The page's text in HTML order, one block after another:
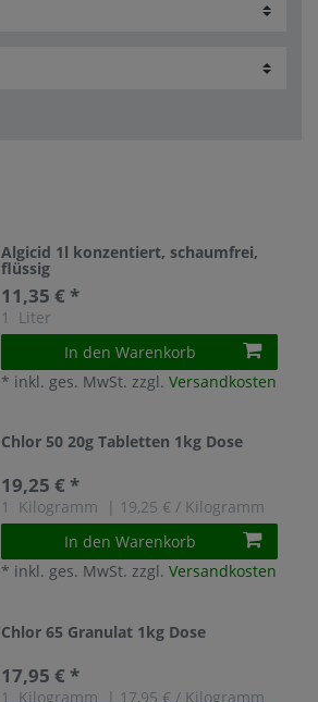
Algicid 1l konzentiert, schaumfrei,
flüssig
11,35 € *
1
Liter
In den Warenkorb
* inkl. ges. MwSt. zzgl.Versandkosten
Chlor 50 20g Tabletten 1kg Dose
19,25 € *
1 Kilogramm
| 19,25 € / Kilogramm
In den Warenkorb
* inkl. ges. MwSt. zzgl.Versandkosten
Chlor 65 Granulat 1kg Dose
17,95 € *
1 Kilogramm
| 17,95 € / Kilogramm